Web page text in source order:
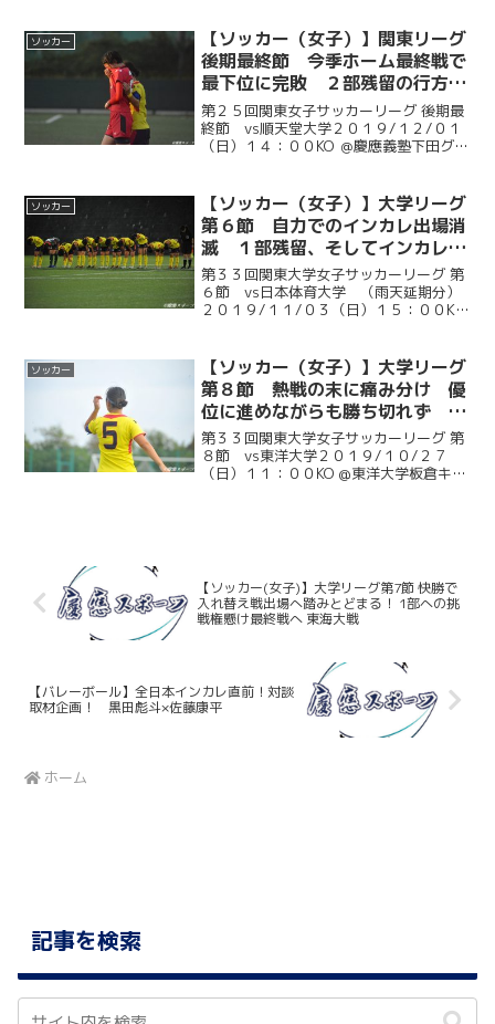
て闘う大一番となった。立ち上がりの６
分にセットプレー...
ソッカー
【ソッカー（女子）】関東リーグ
後期最終節 今季ホーム最終戦で
最下位に完敗 ２部残留の行方は
他大の結果次第に 順天堂大戦
第２５回関東女子サッカーリーグ 後期最
終節 vs順天堂大学２０１９/１２/０１
（日）１４：００KO ＠慶應義塾下田グラ
ンがありながら得点を許さずに前半を終
えたものの、７...
ソッカー
【ソッカー（女子）】大学リーグ
第６節 自力でのインカレ出場消
滅 １部残留、そしてインカレを
かけて運命の最終節へ 日本体育
大学戦
第３３回関東大学女子サッカーリーグ 第
６節 vs日本体育大学 （雨天延期分）
２０１９/１１/０３（日）１５：００KO
た大学リーグ。現在勝ち点６で９位に沈
む慶大はインカ...
ソッカー
【ソッカー（女子）】大学リーグ
第８節 熱戦の末に痛み分け 優
位に進めながらも勝ち切れず 東
洋大戦
第３３回関東大学女子サッカーリーグ 第
８節 vs東洋大学２０１９/１０/２７
（日）１１：００KO @東洋大学板倉キャ
【ソッカー(女子)】大学リーグ第7節 快勝で
入れ替え戦出場へ踏みとどまる！ 1部への挑
戦権懸け最終戦へ 東海大戦
【バレーボール】全日本インカレ直前！対談
取材企画！ 黒田彪斗×佐藤康平
ホーム
記事を検索